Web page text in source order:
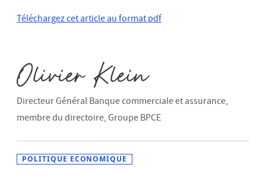
Téléchargez cet article au format pdf
Directeur Général Banque commerciale et assurance,
membre du directoire, Groupe BPCE
POLITIQUE ECONOMIQUE